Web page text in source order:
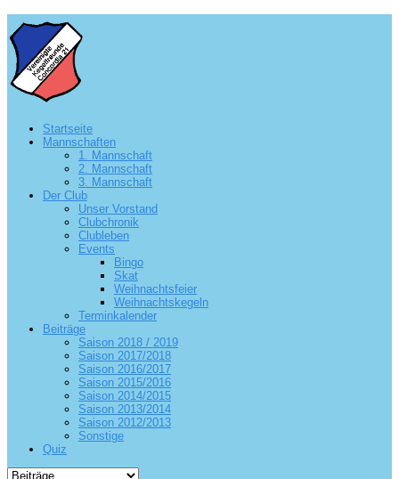
Startseite
Mannschaften
1. Mannschaft
2. Mannschaft
3. Mannschaft
Der Club
Unser Vorstand
Clubchronik
Clubleben
Events
Bingo
Skat
Weihnachtsfeier
Weihnachtskegeln
Terminkalender
Beiträge
Saison 2018 / 2019
Saison 2017/2018
Saison 2016/2017
Saison 2015/2016
Saison 2014/2015
Saison 2013/2014
Saison 2012/2013
Sonstige
Quiz